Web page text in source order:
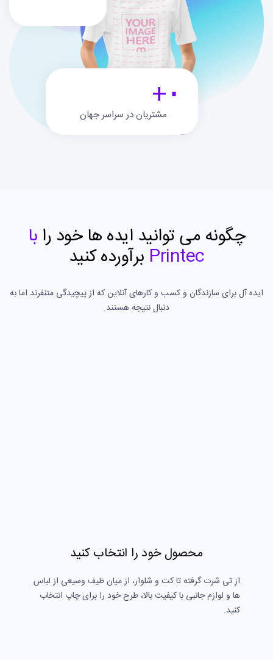
مشتریان در سراسر جهان
۰ +
چگونه می توانید ایده ها خود را با
Printec برآورده کنید
ایده آل برای سازندگان و کسب و کارهای آنلاین که از پیچیدگی متنفرند اما به
دنبال نتیجه هستند.
محصول خود را انتخاب کنید
از تی شرت گرفته تا کت و شلوار، از میان طیف وسیعی از لباس
ها و لوازم جانبی با کیفیت بالا، طرح خود را برای چاپ انتخاب
کنید.